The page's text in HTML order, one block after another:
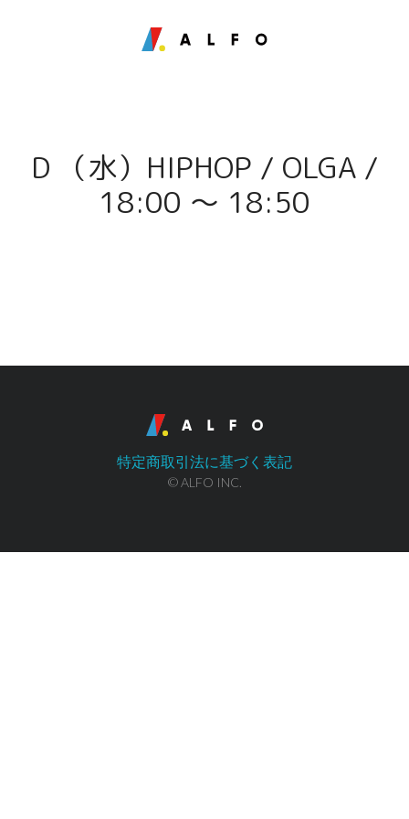
D （水）HIPHOP / OLGA /
18:00 〜 18:50
特定商取引法に基づく表記
© ALFO INC.